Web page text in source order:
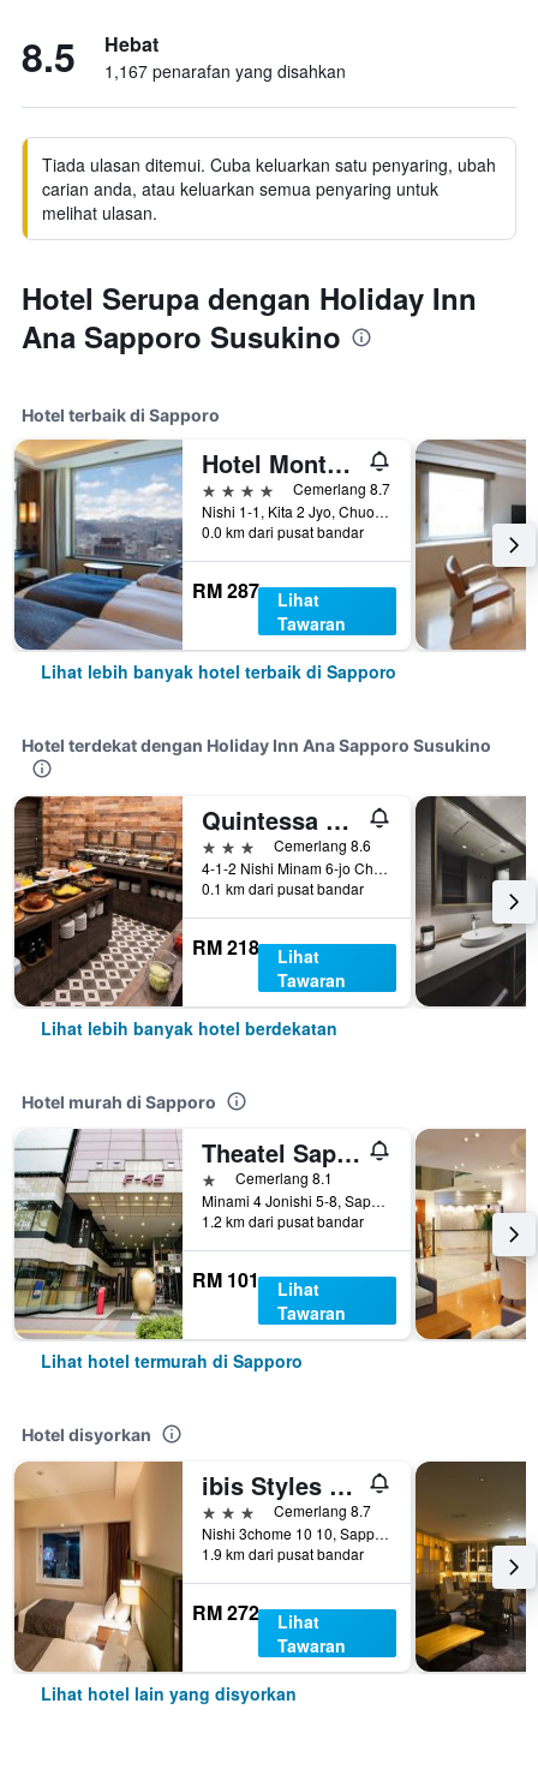
8.5 Hebat
1,167 penarafan yang disahkan
Tiada ulasan ditemui. Cuba keluarkan satu penyaring, ubah
carian anda, atau keluarkan semua penyaring untuk
melihat ulasan.
Hotel Serupa dengan Holiday Inn
Ana Sapporo Susukino
Hotel terbaik di Sapporo
Hotel Monterey Edelhof Sapporo
4 bintang
Cemerlang 8.7
Nishi 1-1, Kita 2 Jyo, Chuo-ku, Sapporo, Jepun
0.0 km dari pusat bandar
RM 287
Lihat
Tawaran
Lihat lebih banyak hotel terbaik di Sapporo
Hotel terdekat dengan Holiday Inn Ana Sapporo Susukino
Quintessa Hotel Sapporo Susukino
3 bintangCemerlang 8.6
4-1-2 Nishi Minam 6-jo Chuo-ku, Sapporo, Jepun
0.1 km dari pusat bandar
RM 218
Lihat
Tawaran
Lihat lebih banyak hotel berdekatan
Hotel murah di Sapporo
Theatel Sapporo
1 bintang
Cemerlang 8.1
Minami 4 Jonishi 5-8, Sapporo, Jepun
1.2 km dari pusat bandar
RM 101
Lihat
Tawaran
Lihat hotel termurah di Sapporo
Hotel disyorkan
ibis Styles Sapporo
3 bintangCemerlang 8.7
Nishi 3chome 10 10, Sapporo, Jepun
1.9 km dari pusat bandar
RM 272
Lihat
Tawaran
Lihat hotel lain yang disyorkan